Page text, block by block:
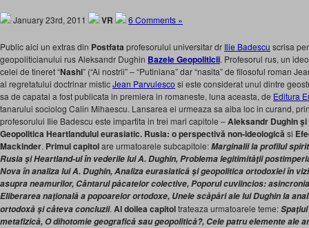
January 23rd, 2011 VR 6 Comments »
Public aici un extras din Postfata profesorului universitar dr Ilie Badescu scrisa
geopoliticianului rus Aleksandr Dughin Bazele Geopoliticii. Profesorul rus, un
celei de tineret “Nashi” (“Ai nostrii” – “Putiniana” dar “nasita” de filosoful roman
al regretatului doctrinar misticJean Parvulesco si este considerat unul dintre
sa de capatai a fost publicata in premiera in romaneste, luna aceasta, de Editura
tanarului sociolog Calin Mihaescu. Lansarea ei urmeaza sa aiba loc in curand,
profesorului Ilie Badescu este impartita in trei mari capitole –Aleksandr Dughin
Geopolitica Heartlandului eurasiatic. Rusia: o perspectivă non-ideologică si
Mackinder. Primul capitolare urmatoarele subcapitole:Marginalii la profilul
Rusia şi Heartland-ul în vederile lui A. Dughin, Problema legitimităţii
Nova în analiza lui A. Dughin, Analiza eurasiatică şi geopolitica ortodoxiei în
asupra neamurilor, Cântarul păcatelor colective, Poporul cuviincios:
Eliberarea naţională a popoarelor ortodoxe, Unele scăpări ale lui Dughin la
ortodoxă şi câteva concluzii. Al doilea capitoltrateaza urmatoarele teme:
metafizică, O dihotomie geografică sau geopolitică?, Cele patru elemente ale